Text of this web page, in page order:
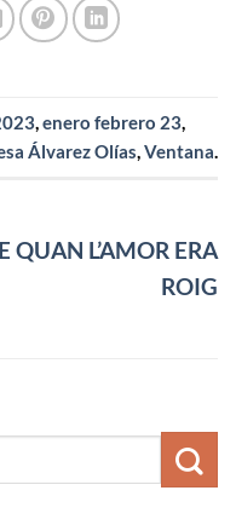
,enero febrero 23,
Álvarez Olías,Ventana.
QUAN L’AMOR ERA
ROIG